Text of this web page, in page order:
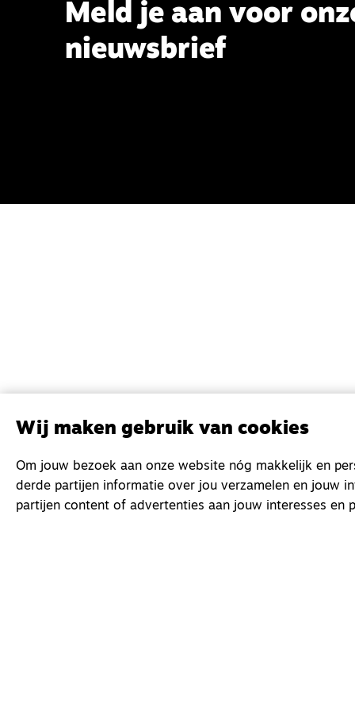
Meld je aan voor
nieuwsbrief
Wij maken gebruik van cookies
Om jouw bezoek aan onze website nóg makkelijk en
derde partijen informatie over jou verzamelen en jouw
partijen content of advertenties aan jouw interesses en